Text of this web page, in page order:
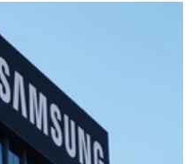
büyük yankı